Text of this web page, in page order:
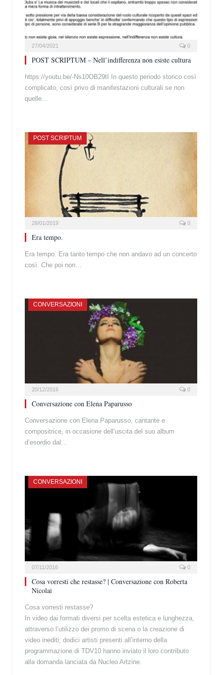
27/04/2021 0
POST SCRIPTUM – Nell’indifferenza non esiste cultura
https://youtu.be/-Ns10OB29tI In questo periodo storico così
complicato, così privo di manifestazioni culturali se non
quelle…
POST SCRIPTUM
28/01/2019 0
Era tempo.
Era tempo. Era tanto tempo che non andavo ad un concerto
così. Che poi non…
CONVERSAZIONI
20/12/2016 0
Conversazione con Elena Paparusso
Conversazione con Elena Paparusso, cantante e
compositrice, in occasione dell’uscita del suo album
d’esordio dal…
CONVERSAZIONI
07/11/2016 0
Cosa vorresti che restasse? | Conversazione con Roberta
Nicolai
Cosa vorresti restasse?
In video dai formati diversi per scelta estetica e lunghezza,
attraverso l’utilizzo dei promo di scena o la creazione di
video inediti, dodici artisti presenti all’interno della
programmazione di TDV10 hanno inviato il loro contributo
alla domanda lanciata da Nucleo Artzine.